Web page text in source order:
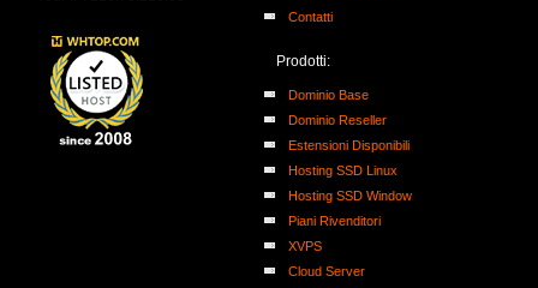
Contatti
Prodotti:
Dominio Base
Dominio Reseller
Estensioni Disponibili
Hosting SSD Linux
Hosting SSD Window
Piani Rivenditori
XVPS
Cloud Server